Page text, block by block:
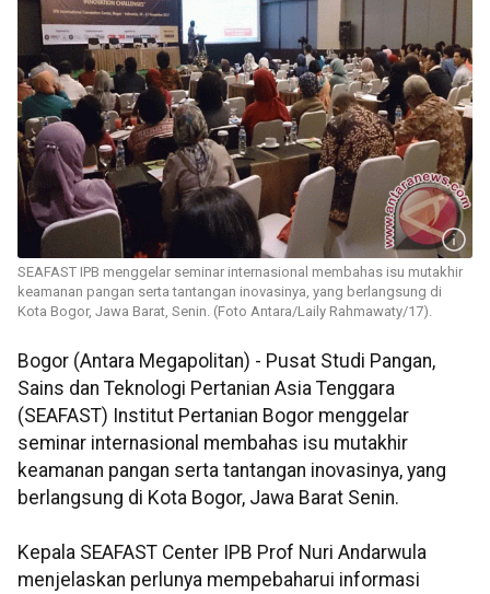
SEAFAST IPB menggelar seminar internasional membahas isu mutakhir
keamanan pangan serta tantangan inovasinya, yang berlangsung di
Kota Bogor, Jawa Barat, Senin. (Foto Antara/Laily Rahmawaty/17).
Bogor (Antara Megapolitan) - Pusat Studi Pangan,
Sains dan Teknologi Pertanian Asia Tenggara
(SEAFAST) Institut Pertanian Bogor menggelar
seminar internasional membahas isu mutakhir
keamanan pangan serta tantangan inovasinya, yang
berlangsung di Kota Bogor, Jawa Barat Senin.
Kepala SEAFAST Center IPB Prof Nuri Andarwula
menjelaskan perlunya mempebaharui informasi